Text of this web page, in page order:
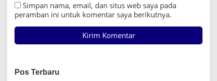
Simpan nama, email, dan situs web saya pada
peramban ini untuk komentar saya berikutnya.
Pos Terbaru